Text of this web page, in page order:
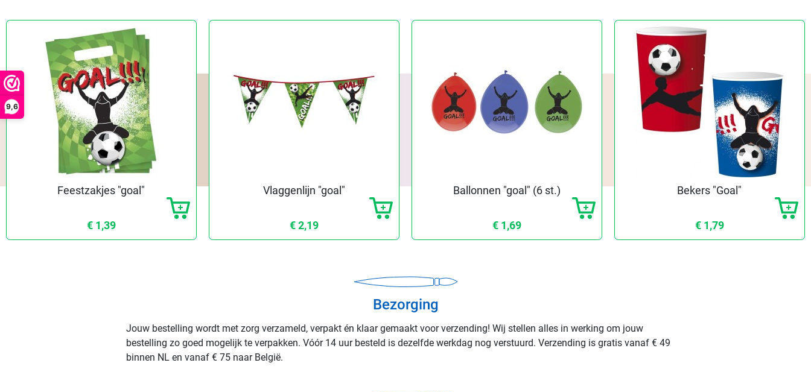
9,6
Feestzakjes "goal"
€ 1,39
Vlaggenlijn "goal"
€ 2,19
Ballonnen "goal" (6 st.)
€ 1,69
Bekers "Goal"
€ 1,79
Bezorging
Jouw bestelling wordt met zorg verzameld, verpakt én klaar gemaakt voor verzending! Wij stellen alles in werking om jouw
bestelling zo goed mogelijk te verpakken. Vóór 14 uur besteld is dezelfde werkdag nog verstuurd. Verzending is gratis vanaf € 49
binnen NL en vanaf € 75 naar België.